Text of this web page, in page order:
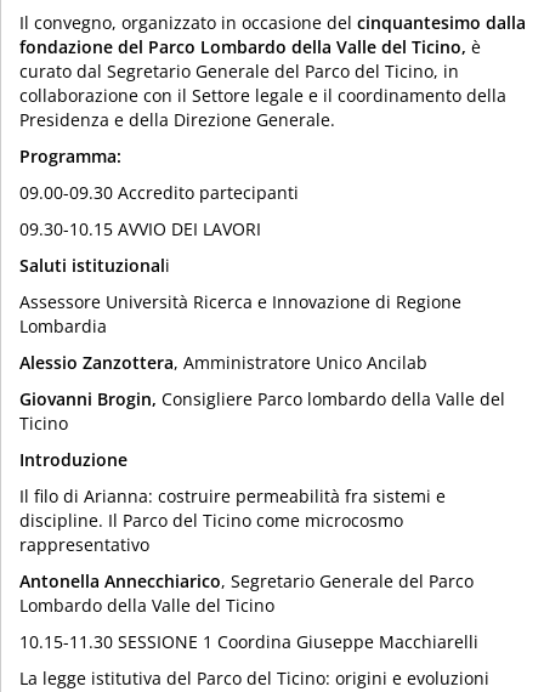
Il convegno, organizzato in occasione del cinquantesimo dalla
fondazione del Parco Lombardo della Valle del Ticino, è
curato dal Segretario Generale del Parco del Ticino, in
collaborazione con il Settore legale e il coordinamento della
Presidenza e della Direzione Generale.
Programma:
09.00-09.30 Accredito partecipanti
09.30-10.15 AVVIO DEI LAVORI
Saluti istituzionali
Assessore Università Ricerca e Innovazione di Regione
Lombardia
Alessio Zanzottera, Amministratore Unico Ancilab
Giovanni Brogin, Consigliere Parco lombardo della Valle del
Ticino
Introduzione
Il filo di Arianna: costruire permeabilità fra sistemi e
discipline. Il Parco del Ticino come microcosmo
rappresentativo
Antonella Annecchiarico, Segretario Generale del Parco
Lombardo della Valle del Ticino
10.15-11.30 SESSIONE 1 Coordina Giuseppe Macchiarelli
La legge istitutiva del Parco del Ticino: origini e evoluzioni